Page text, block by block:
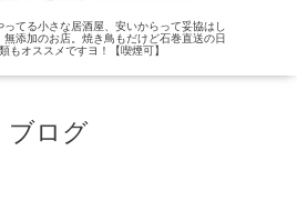
てる小さな居酒屋、安いからって妥協はし
無添加のお店。焼き鳥もだけど石巻直送の日
もオススメですヨ！【喫煙可】
ブログ